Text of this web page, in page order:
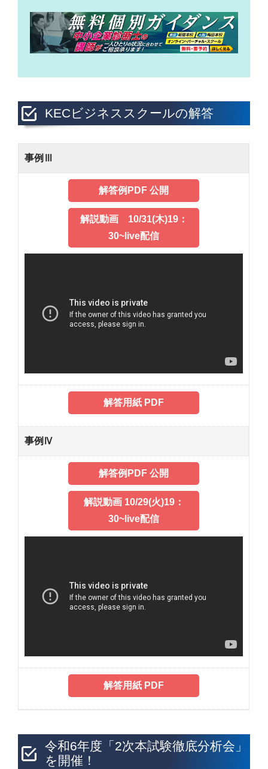
KECビジネススクールの解答
事例Ⅲ
解答例PDF 公開
解説動画 10/31(木)19：
30~live配信
解答用紙 PDF
事例Ⅳ
解答例PDF 公開
解説動画 10/29(火)19：
30~live配信
解答用紙 PDF
令和6年度「2次本試験徹底分析会」
を開催！